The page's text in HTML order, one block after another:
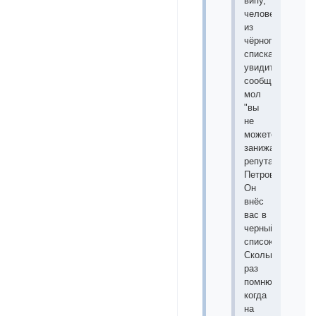
человек
из
чёрного
списка
увидит
сообщение,
мол
"вы
не
можете
занижать
репутацию
Петрову.
Он
внёс
вас в
черный
список
Сколько
раз
помню,
когда
на